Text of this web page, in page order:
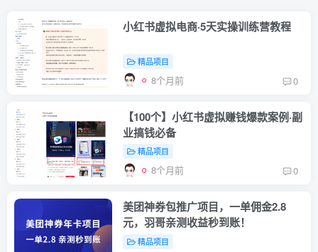
小红书虚拟电商·5天实操训练营教程
精品项目
8个月前 0
【100个】小红书虚拟赚钱爆款案例·副
业搞钱必备
精品项目
8个月前 0
美团神券包推广项目，一单佣金2.8
元，羽哥亲测收益秒到账！
精品项目